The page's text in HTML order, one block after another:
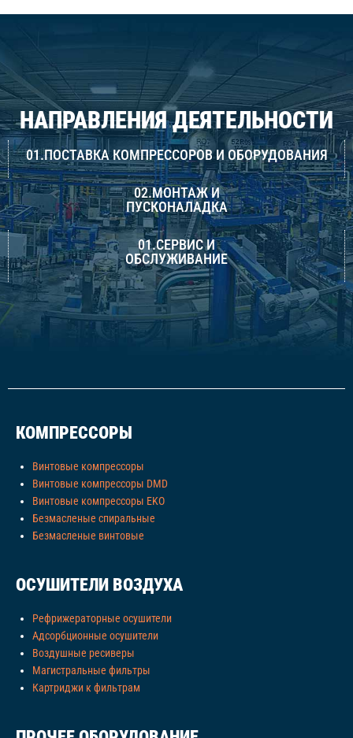
НАПРАВЛЕНИЯ ДЕЯТЕЛЬНОСТИ
01.ПОСТАВКА КОМПРЕССОРОВ И ОБОРУДОВАНИЯ
02.МОНТАЖ И
ПУСКОНАЛАДКА
01.СЕРВИС И
ОБСЛУЖИВАНИЕ
КОМПРЕССОРЫ
Винтовые компрессоры
Винтовые компрессоры DMD
Винтовые компрессоры EKO
Безмасленые спиральные
Безмасленые винтовые
ОСУШИТЕЛИ ВОЗДУХА
Рефрижераторные осушители
Адсорбционные осушители
Воздушные ресиверы
Магистральные фильтры
Картриджи к фильтрам